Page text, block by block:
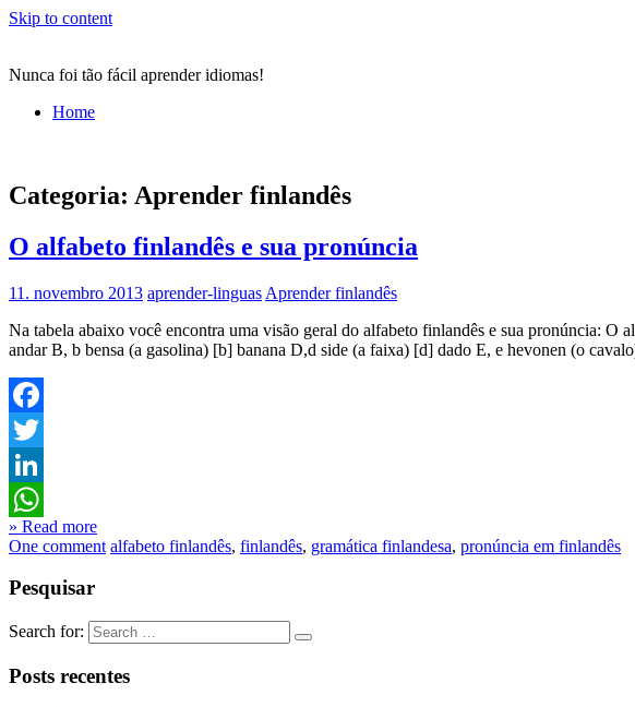
Skip to content
Nunca foi tão fácil aprender idiomas!
Home
Categoria: Aprender finlandês
O alfabeto finlandês e sua pronúncia
11. novembro 2013 aprender-linguas Aprender finlandês
Na tabela abaixo você encontra uma visão geral do alfabeto finlandês e sua pronúncia:
andar B, b bensa (a gasolina) [b] banana D,d side (a faixa) [d] dado E, e hevonen (o
Facebook
Twitter
LinkedIn
WhatsApp
» Read more
One comment alfabeto finlandês, finlandês, gramática finlandesa, pronúncia em finlandês
Pesquisar
Search for:
Posts recentes